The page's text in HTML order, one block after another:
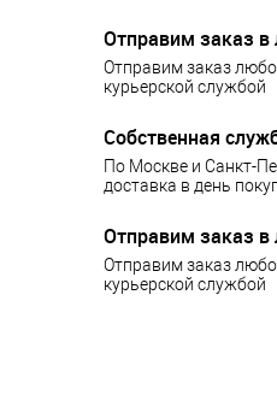
Отправим заказ в
Отправим заказ
курьерской службой
Собственная
По Москве и Санкт-
доставка в день
Отправим заказ в
Отправим заказ
курьерской службой